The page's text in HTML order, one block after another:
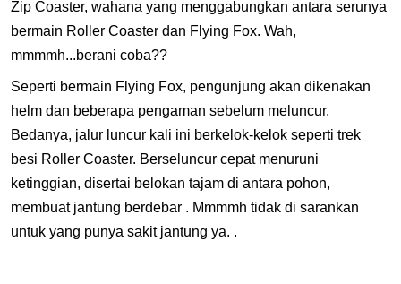
Zip Coaster, wahana yang menggabungkan antara serunya
bermain Roller Coaster dan Flying Fox. Wah,
mmmmh...berani coba??
Seperti bermain Flying Fox, pengunjung akan dikenakan
helm dan beberapa pengaman sebelum meluncur.
Bedanya, jalur luncur kali ini berkelok-kelok seperti trek
besi Roller Coaster. Berseluncur cepat menuruni
ketinggian, disertai belokan tajam di antara pohon,
membuat jantung berdebar . Mmmmh tidak di sarankan
untuk yang punya sakit jantung ya. .